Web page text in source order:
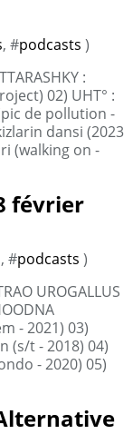
, #podcasts )
:
02) UHT° :
de pollution -
dansi (2023
(walking on -
février
, #podcasts )
UROGALLUS
- 2021) 03)
(s/t - 2018) 04)
- 2020) 05)